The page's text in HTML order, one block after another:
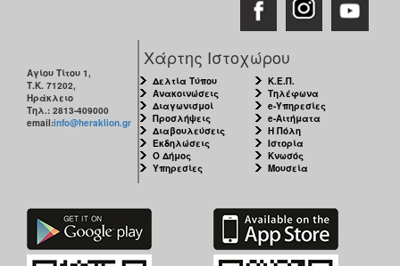
Αγίου Τίτου 1,
Τ.Κ. 71202,
Ηράκλειο
Τηλ.: 2813-409000
email:info@heraklion.gr
Χάρτης Ιστοχώρου
Δελτία Τύπου
Ανακοινώσεις
Διαγωνισμοί
Προσλήψεις
Διαβουλεύσεις
Εκδηλώσεις
Ο Δήμος
Υπηρεσίες
Κ.Ε.Π.
Τηλέφωνα
e-Υπηρεσίες
e-Αιτήματα
Η Πόλη
Ιστορία
Κνωσός
Μουσεία